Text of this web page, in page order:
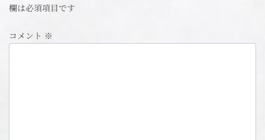
欄は必須項目です
コメント ※